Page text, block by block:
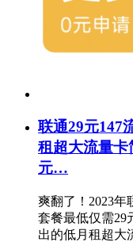
联通29元147
租超大流量卡
元…
爽翻了！2023年
套餐最低仅需29
出的低月租超大